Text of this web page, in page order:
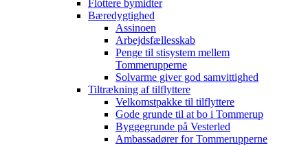
Flottere bymidter
Bæredygtighed
Assinoen
Arbejdsfællesskab
Penge til stisystem mellem
Tommerupperne
Solvarme giver god samvittighed
Tiltrækning af tilflyttere
Velkomstpakke til tilflyttere
Gode grunde til at bo i Tommerup
Byggegrunde på Vesterled
Ambassadører for Tommerupperne